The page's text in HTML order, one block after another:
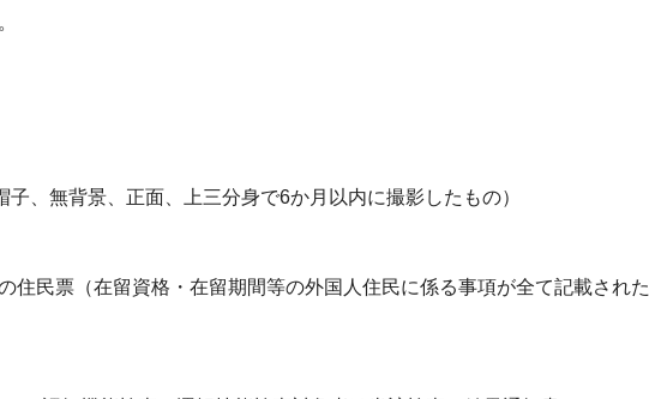
、無背景、正面、上三分身で6か月以内に撮影したもの）
住民票（在留資格・在留期間等の外国人住民に係る事項が全て記載された